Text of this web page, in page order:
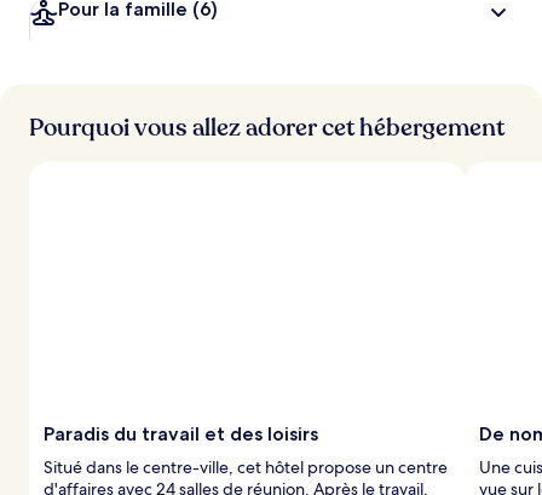
Pour la famille (6)
Pourquoi vous allez adorer cet hébergement
Paradis du travail et des loisirs
Situé dans le centre-ville, cet hôtel propose un centre
d'affaires avec 24 salles de réunion. Après le travail,
De
Une
vue sur